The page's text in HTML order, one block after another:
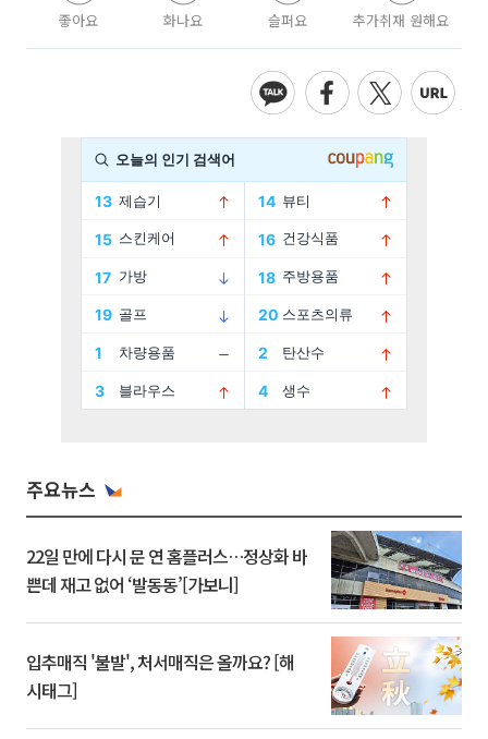
좋아요 화나요 슬퍼요 추가취재 원해요
주요뉴스
22일 만에 다시 문 연 홈플러스…정상화 바
쁜데 재고 없어 ‘발동동’[가보니]
입추매직 '불발', 처서매직은 올까요? [해
시태그]